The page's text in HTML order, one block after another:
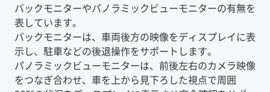
バックモニターやパノラミックビューモニターの有無を
表しています。
バックモニターは、車両後方の映像をディスプレイに表
示し、駐車などの後退操作をサポートします。
パノラミックビューモニターは、前後左右のカメラ映像
をつなぎ合わせ、車を上から見下ろした視点で周囲